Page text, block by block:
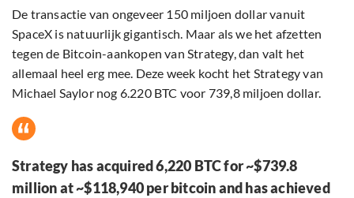
De transactie van ongeveer 150 miljoen dollar vanuit
SpaceX is natuurlijk gigantisch. Maar als we het afzetten
tegen de Bitcoin-aankopen van Strategy, dan valt het
allemaal heel erg mee. Deze week kocht het Strategy van
Michael Saylor nog 6.220 BTC voor 739,8 miljoen dollar.
Strategy has acquired 6,220 BTC for ~$739.8
million at ~$118,940 per bitcoin and has achieved